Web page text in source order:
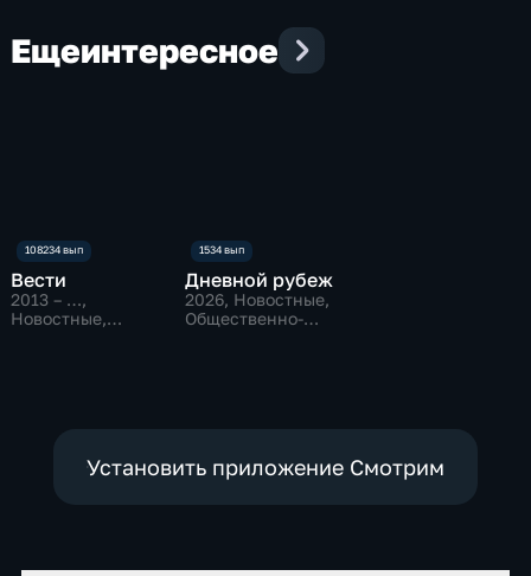
Ещеинтересное
Вести
2013 – …,
Новостные,
Дневной рубеж
2026, Новостные,
Общественно-
Установить приложение Смотрим